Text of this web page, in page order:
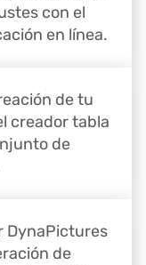
con el
en línea.
de tu
creador tabla
de
DynaPictures
de